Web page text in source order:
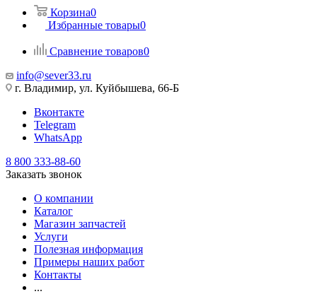
Корзина0
Избранные товары0
Сравнение товаров0
info@sever33.ru
г. Владимир, ул. Куйбышева, 66-Б
Вконтакте
Telegram
WhatsApp
8 800 333-88-60
Заказать звонок
О компании
Каталог
Магазин запчастей
Услуги
Полезная информация
Примеры наших работ
Контакты
...